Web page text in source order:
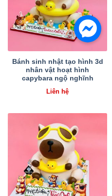
Bánh sinh nhật tạo hình 3d
nhân vật hoạt hình
capybara ngộ nghĩnh
Liên hệ